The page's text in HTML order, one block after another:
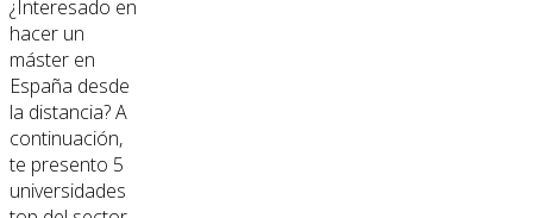
¿Interesado en
hacer un
máster en
España desde
la distancia? A
continuación,
te presento 5
universidades